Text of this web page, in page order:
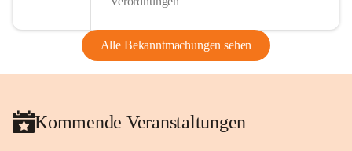
Alle Bekanntmachungen sehen
Kommende Veranstaltungen